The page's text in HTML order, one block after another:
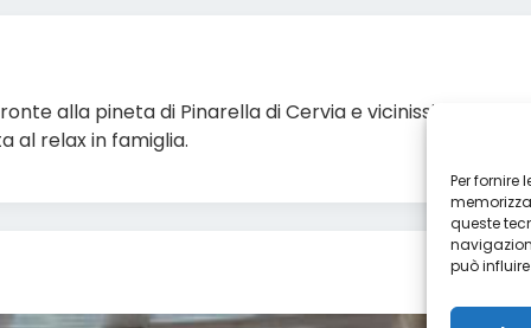
Per fornire
queste
può
alla pineta di Pinarella di Cervia e vicinissimo al
al relax in famiglia.